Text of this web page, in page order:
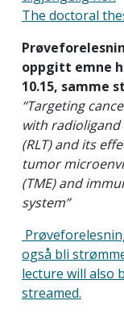
The doctoral
oppgitt emne
10.15, samme
“Targeting
with
(RLT) and its
tumor
(TME) and
system”
også bli
lecture will also
streamed.